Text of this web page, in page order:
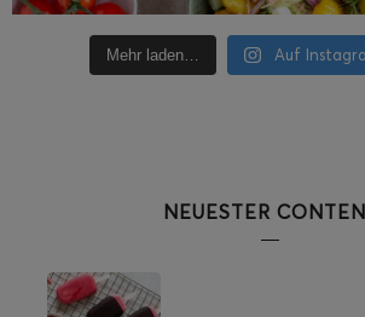
Mehr laden… Auf
NEUESTER